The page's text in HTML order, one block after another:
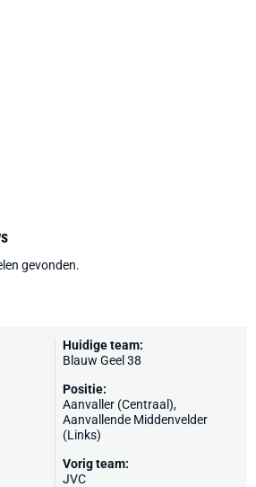
gevonden.
Huidige team:
Blauw Geel 38
Positie:
Aanvaller (Centraal),
Aanvallende Middenvelder
(Links)
Vorig team:
JVC